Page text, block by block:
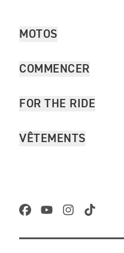
MOTOS
COMMENCER
FOR THE RIDE
VÊTEMENTS